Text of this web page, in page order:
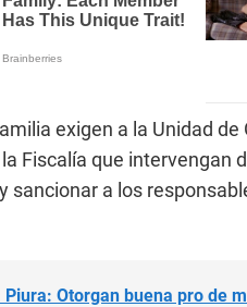
exigen a la Unidad de
Fiscalía que intervengan
sancionar a los
Piura: Otorgan buena pro de